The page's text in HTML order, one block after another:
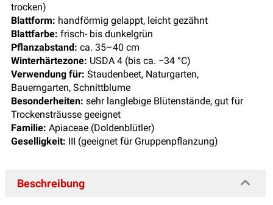
trocken)
Blattform: handförmig gelappt, leicht gezähnt
Blattfarbe: frisch- bis dunkelgrün
Pflanzabstand: ca. 35–40 cm
Winterhärtezone: USDA 4 (bis ca. −34 °C)
Verwendung für: Staudenbeet, Naturgarten,
Bauerngarten, Schnittblume
Besonderheiten: sehr langlebige Blütenstände, gut für
Trockensträusse geeignet
Familie: Apiaceae (Doldenblütler)
Geselligkeit: III (geeignet für Gruppenpflanzung)
Beschreibung